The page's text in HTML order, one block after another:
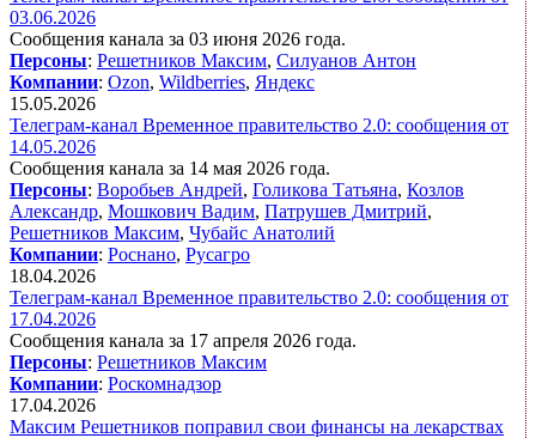
03.06.2026
Сообщения канала за 03 июня 2026 года.
Персоны: Решетников Максим, Силуанов Антон
Компании: Ozon, Wildberries, Яндекс
15.05.2026
Телеграм-канал Временное правительство 2.0: сообщения от
14.05.2026
Сообщения канала за 14 мая 2026 года.
Персоны: Воробьев Андрей, Голикова Татьяна, Козлов
Александр, Мошкович Вадим, Патрушев Дмитрий,
Решетников Максим, Чубайс Анатолий
Компании: Роснано, Русагро
18.04.2026
Телеграм-канал Временное правительство 2.0: сообщения от
17.04.2026
Сообщения канала за 17 апреля 2026 года.
Персоны: Решетников Максим
Компании: Роскомнадзор
17.04.2026
Максим Решетников поправил свои финансы на лекарствах